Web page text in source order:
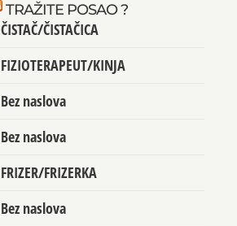
TRAŽITE POSAO ?
ČISTAČ/ČISTAČICA
FIZIOTERAPEUT/KINJA
Bez naslova
Bez naslova
FRIZER/FRIZERKA
Bez naslova